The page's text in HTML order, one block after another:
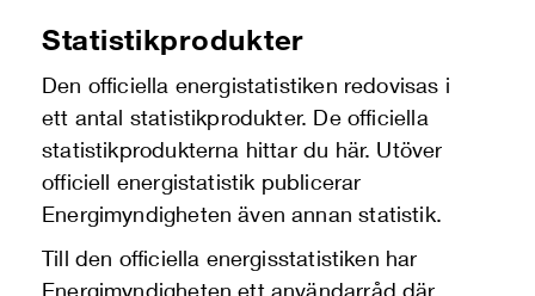
Statistikprodukter
Den officiella energistatistiken redovisas i
ett antal statistikprodukter. De officiella
statistikprodukterna hittar du här. Utöver
officiell energistatistik publicerar
Energimyndigheten även annan statistik.
Till den officiella energisstatistiken har
Energimyndigheten ett användarråd där